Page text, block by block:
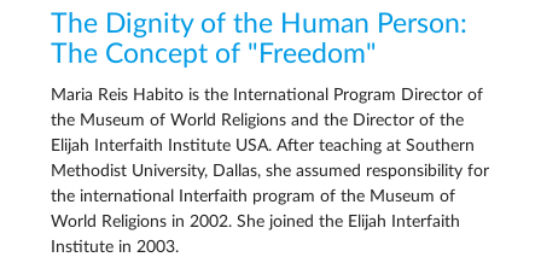
The Dignity of the Human Person:
The Concept of "Freedom"
Maria Reis Habito is the International Program Director of
the Museum of World Religions and the Director of the
Elijah Interfaith Institute USA. After teaching at Southern
Methodist University, Dallas, she assumed responsibility for
the international Interfaith program of the Museum of
World Religions in 2002. She joined the Elijah Interfaith
Institute in 2003.